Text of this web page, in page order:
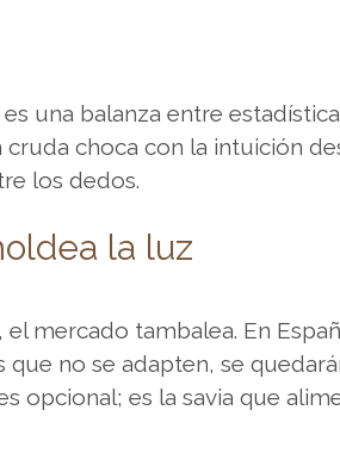
una balanza entre
choca con la intuición
los dedos.
la luz
mercado tambalea. En
no se adapten, se
opcional; es la savia que